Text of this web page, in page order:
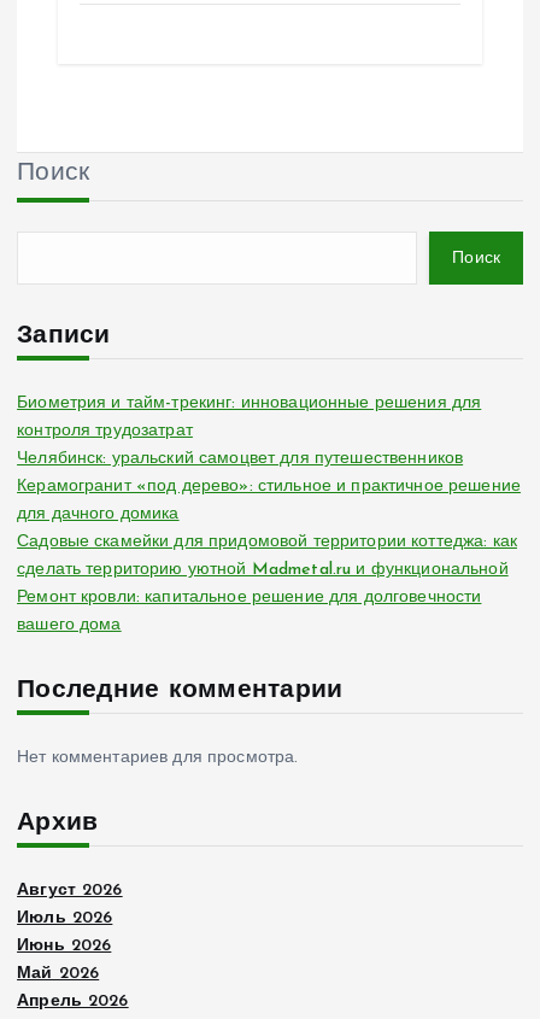
Поиск
Поиск
Записи
Биометрия и тайм-трекинг: инновационные решения для
контроля трудозатрат
Челябинск: уральский самоцвет для путешественников
Керамогранит «под дерево»: стильное и практичное решение
для дачного домика
Садовые скамейки для придомовой территории коттеджа: как
сделать территорию уютной Madmetal.ru и функциональной
Ремонт кровли: капитальное решение для долговечности
вашего дома
Последние комментарии
Нет комментариев для просмотра.
Архив
Август 2026
Июль 2026
Июнь 2026
Май 2026
Апрель 2026